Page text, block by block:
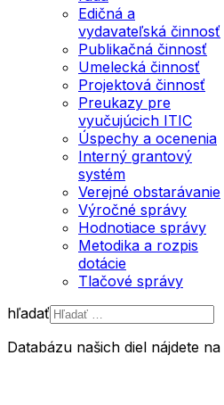
Edičná a
vydavateľská činnosť
Publikačná činnosť
Umelecká činnosť
Projektová činnosť
Preukazy pre
vyučujúcich ITIC
Úspechy a ocenenia
Interný grantový
systém
Verejné obstarávanie
Výročné správy
Hodnotiace správy
Metodika a rozpis
dotácie
Tlačové správy
hľadať
characters for results.
Databázu našich diel nájdete na